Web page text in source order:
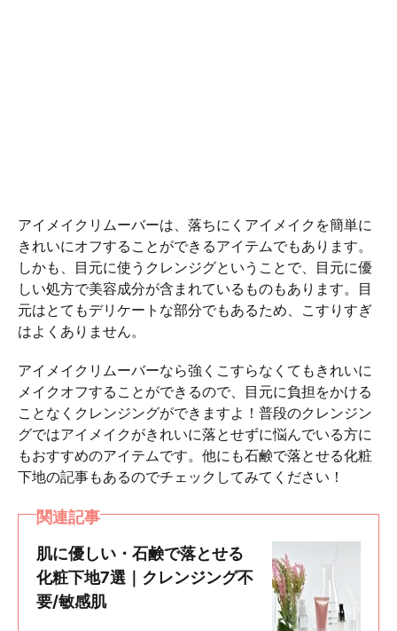
アイメイクリムーバーは、落ちにくアイメイクを簡単に
きれいにオフすることができるアイテムでもあります。
しかも、目元に使うクレンジグということで、目元に優
しい処方で美容成分が含まれているものもあります。目
元はとてもデリケートな部分でもあるため、こすりすぎ
はよくありません。
アイメイクリムーバーなら強くこすらなくてもきれいに
メイクオフすることができるので、目元に負担をかける
ことなくクレンジングができますよ！普段のクレンジン
グではアイメイクがきれいに落とせずに悩んでいる方に
もおすすめのアイテムです。他にも石鹸で落とせる化粧
下地の記事もあるのでチェックしてみてください！
関連記事
肌に優しい・石鹸で落とせる
化粧下地7選｜クレンジング不
要/敏感肌